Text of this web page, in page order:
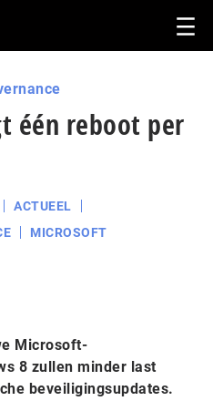
één reboot per
ACTUEEL
MICROSOFT
Microsoft-
8 zullen minder last
beveiligingsupdates.